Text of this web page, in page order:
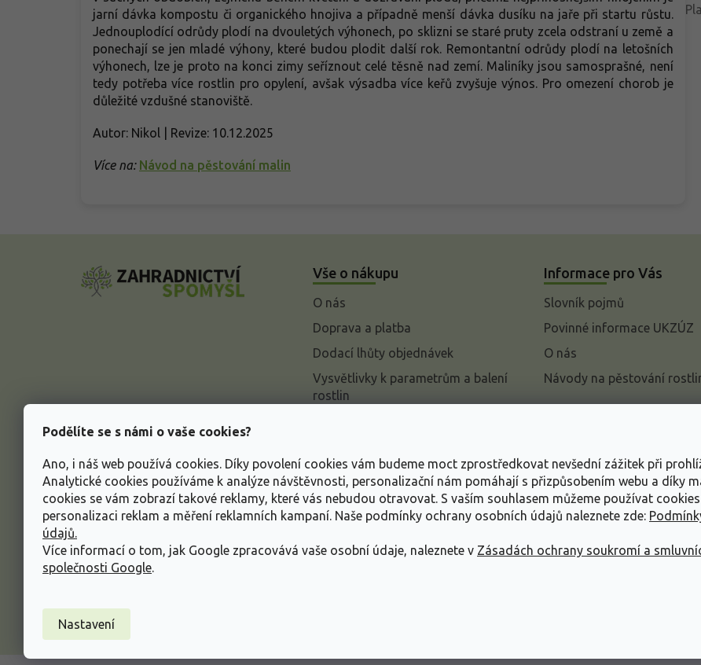
Podělíte se s námi o vaše cookies?
Ano, i náš web používá cookies. Díky povolení cookies vám budeme moct zprostředkovat nevšední zážitek při
Analytické cookies používáme k analýze návštěvnosti, personalizační nám pomáhají s přizpůsobením webu a díky
cookies se vám zobrazí takové reklamy, které vás nebudou otravovat. S vaším souhlasem můžeme používat
personalizaci reklam a měření reklamních kampaní. Naše podmínky ochrany osobních údajů naleznete zde:
údajů.
Více informací o tom, jak Google zpracovává vaše osobní údaje, naleznete v Zásadách ochrany soukromí a
společnosti Google.
Nastavení
jarní dávka kompostu či organického hnojiva a případně menší dávka dusíku na jaře při startu růstu.
Jednouplodící odrůdy plodí na dvouletých výhonech, po sklizni se staré pruty zcela odstraní u země a
ponechají se jen mladé výhony, které budou plodit další rok. Remontantní odrůdy plodí na letošních
výhonech, lze je proto na konci zimy seříznout celé těsně nad zemí. Maliníky jsou samosprašné, není
tedy potřeba více rostlin pro opylení, avšak výsadba více keřů zvyšuje výnos. Pro omezení chorob je
důležité vzdušné stanoviště.
Autor: Nikol | Revize: 10.12.2025
Více na: Návod na pěstování malin
Vše o nákupu
O nás
Doprava a platba
Dodací lhůty objednávek
Vysvětlivky k parametrům a balení
rostlin
Informace o ochraně osobních
údajů
Obchodní podmínky
Informace pro Vás
Slovník pojmů
Povinné informace UKZÚZ
O nás
Návody na pěstování